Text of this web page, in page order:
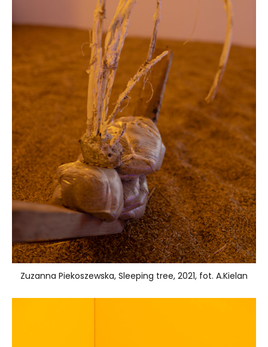
Zuzanna Piekoszewska, Sleeping tree, 2021, fot. A.Kielan